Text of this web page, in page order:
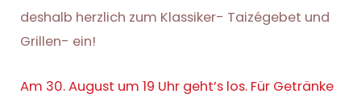
deshalb herzlich zum Klassiker- Taizégebet und
Grillen- ein!
Am 30. August um 19 Uhr geht’s los. Für Getränke